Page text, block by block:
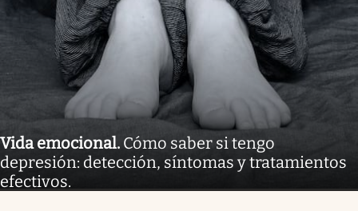
Vida emocional. Cómo saber si tengo
depresión: detección, síntomas y tratamientos
efectivos.